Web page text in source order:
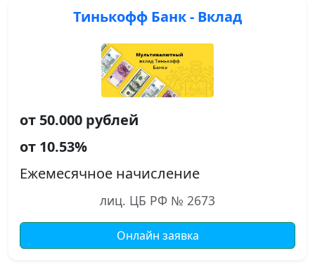
Тинькофф Банк - Вклад
от 50.000 рублей
от 10.53%
Ежемесячное начисление
лиц. ЦБ РФ № 2673
Онлайн заявка